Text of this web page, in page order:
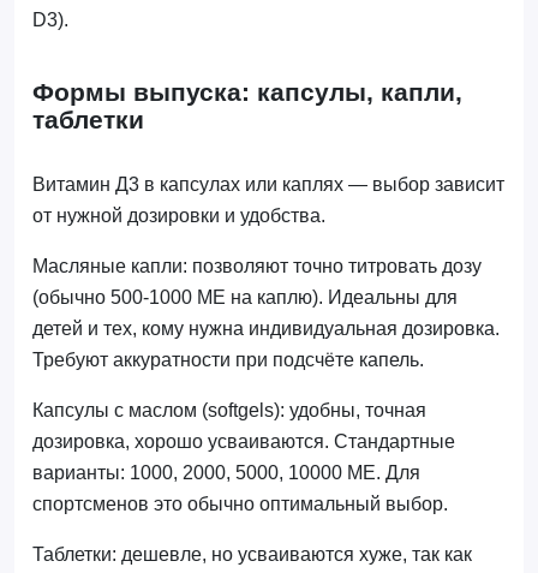
D3).
Формы выпуска: капсулы, капли,
таблетки
Витамин Д3 в капсулах или каплях — выбор зависит
от нужной дозировки и удобства.
Масляные капли: позволяют точно титровать дозу
(обычно 500-1000 МЕ на каплю). Идеальны для
детей и тех, кому нужна индивидуальная дозировка.
Требуют аккуратности при подсчёте капель.
Капсулы с маслом (softgels): удобны, точная
дозировка, хорошо усваиваются. Стандартные
варианты: 1000, 2000, 5000, 10000 МЕ. Для
спортсменов это обычно оптимальный выбор.
Таблетки: дешевле, но усваиваются хуже, так как